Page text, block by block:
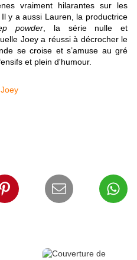
vraiment hilarantes sur les
y a aussi Lauren, la productrice
powder , la série nulle et
Joey a réussi à décrocher le
se croise et s’amuse au gré
et plein d'humour.